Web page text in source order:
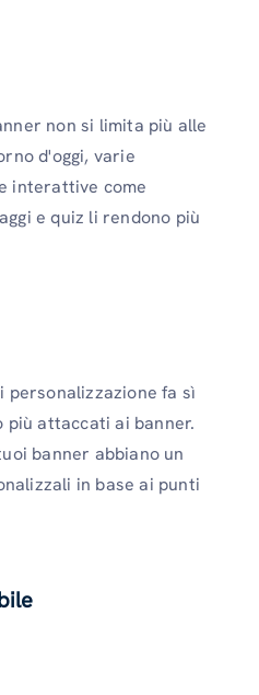
non si limita più alle
d'oggi, varie
interattive come
e quiz li rendono più
personalizzazione fa sì
attaccati ai banner.
banner abbiano un
in base ai punti